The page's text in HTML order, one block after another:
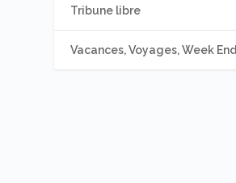
Tribune libre
Vacances, Voyages, Week End